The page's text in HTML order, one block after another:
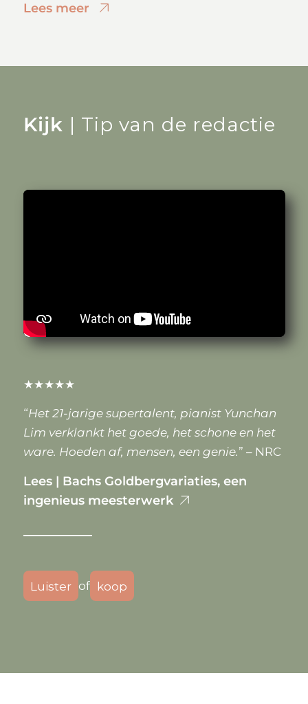
Lees meer
Kijk | Tip van de redactie
★★★★★
“Het 21-jarige supertalent, pianist Yunchan
Lim verklankt het goede, het schone en het
ware. Hoeden af, mensen, een genie.” – NRC
Lees | Bachs Goldbergvariaties, een
ingenieus meesterwerk
Luister of koop